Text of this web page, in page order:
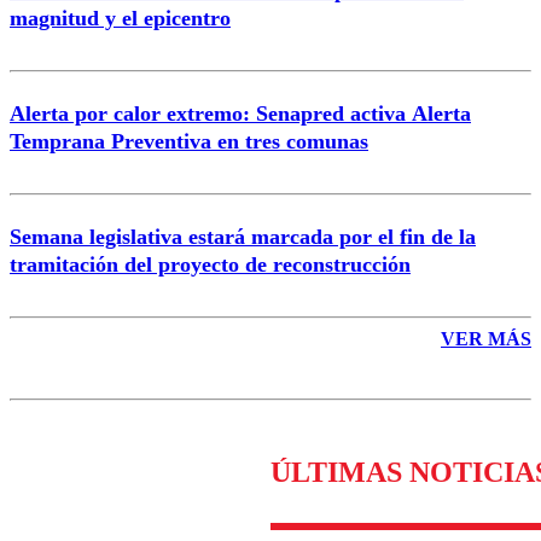
magnitud y el epicentro
Alerta por calor extremo: Senapred activa Alerta
Temprana Preventiva en tres comunas
Semana legislativa estará marcada por el fin de la
tramitación del proyecto de reconstrucción
VER MÁS
ÚLTIMAS